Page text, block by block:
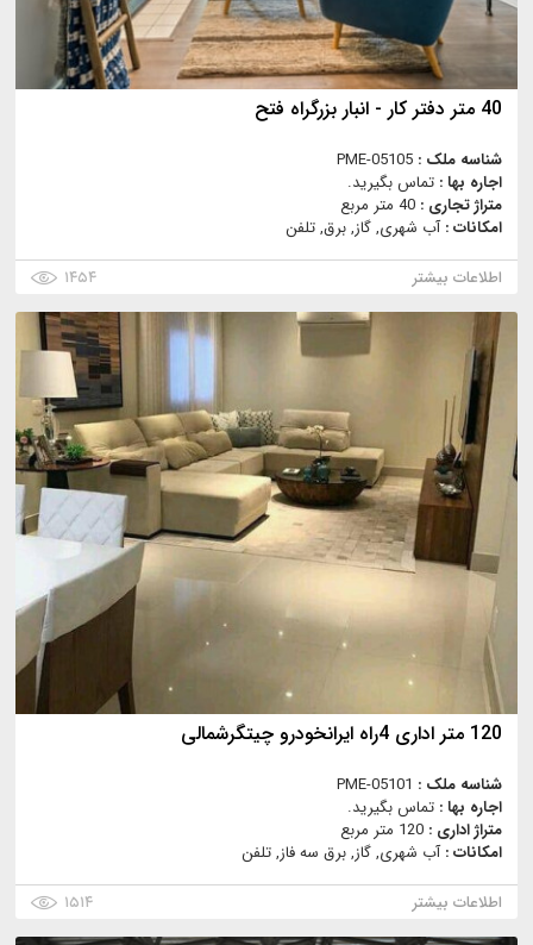
40 متر دفتر کار - انبار بزرگراه فتح
شناسه ملک : PME-05105
اجاره بها : تماس بگیرید.
متراژ تجاری : 40 متر مربع
امکانات :آب شهری, گاز, برق, تلفن
اطلاعات بیشتر
۱۴۵۴
120 متر اداری 4راه ایرانخودرو چیتگرشمالی
شناسه ملک : PME-05101
اجاره بها : تماس بگیرید.
متراژ اداری : 120 متر مربع
امکانات :آب شهری, گاز, برق سه فاز, تلفن
اطلاعات بیشتر
۱۵۱۴